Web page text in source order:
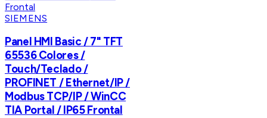
SIEMENS
Panel HMI Basic / 7" TFT
65536 Colores /
Touch/Teclado /
PROFINET / Ethernet/IP /
Modbus TCP/IP / WinCC
TIA Portal / IP65 Frontal